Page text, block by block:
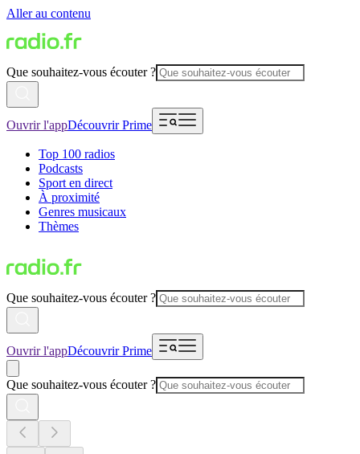
Aller au contenu
Que souhaitez-vous écouter ?
Ouvrir l'appDécouvrir Prime
Top 100 radios
Podcasts
Sport en direct
À proximité
Genres musicaux
Thèmes
Que souhaitez-vous écouter ?
Ouvrir l'appDécouvrir Prime
Que souhaitez-vous écouter ?